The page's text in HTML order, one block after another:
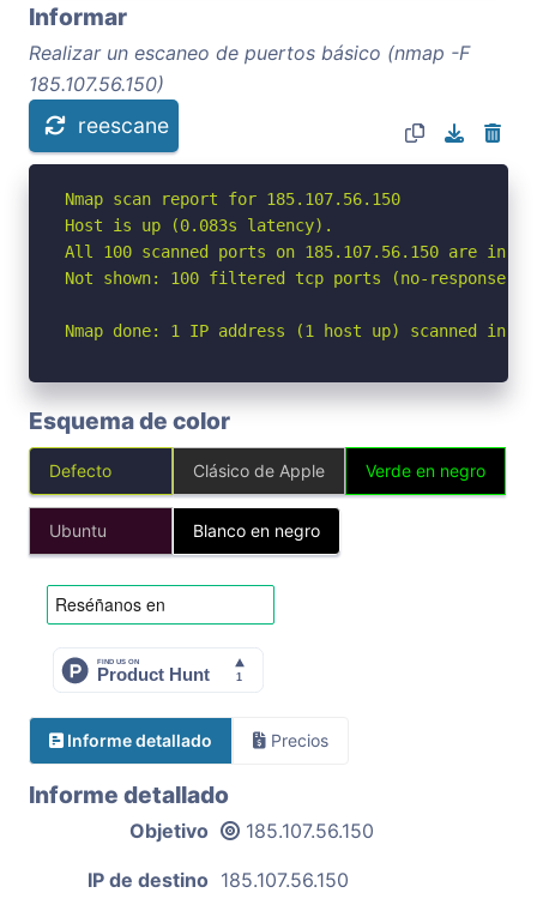
Informar
Realizar un escaneo de puertos básico (nmap -F
185.107.56.150)
reescane
Nmap scan report for 185.107.56.150
Host is up (0.083s latency).
All 100 scanned ports on 185.107.56.150 are in
Not shown: 100 filtered tcp ports (no-response)
Nmap done: 1 IP address (1 host up) scanned in
Esquema de color
Defecto Clásico de Apple Verde en negro
Ubuntu Blanco en negro
Informe detallado Precios
Informe detallado
Objetivo 185.107.56.150
IP de destino 185.107.56.150